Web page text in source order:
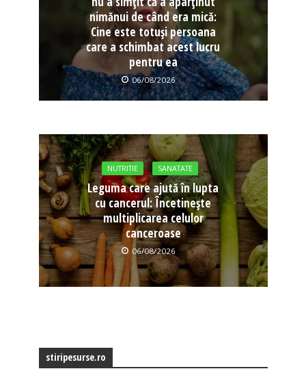
nimănui de când era mică:
Cine este totuși persoana
care a schimbat acest lucru
pentru ea
06/08/2026
NUTRITIE SANATATE
Leguma care ajută în lupta
cu cancerul: Încetinește
multiplicarea celulor
canceroase
06/08/2026
stiripesurse.ro